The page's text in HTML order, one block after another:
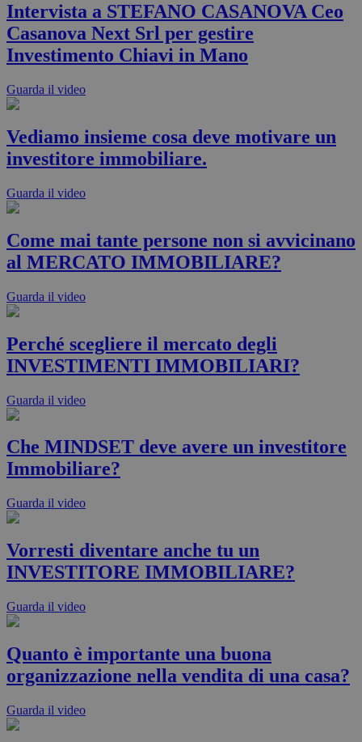
Intervista a STEFANO CASANOVA Ceo
Casanova Next Srl per gestire
Investimento Chiavi in Mano
Guarda il video
Vediamo insieme cosa deve motivare un
investitore immobiliare.
Guarda il video
Come mai tante persone non si avvicinano
al MERCATO IMMOBILIARE?
Guarda il video
Perché scegliere il mercato degli
INVESTIMENTI IMMOBILIARI?
Guarda il video
Che MINDSET deve avere un investitore
Immobiliare?
Guarda il video
Vorresti diventare anche tu un
INVESTITORE IMMOBILIARE?
Guarda il video
Quanto è importante una buona
organizzazione nella vendita di una casa?
Guarda il video